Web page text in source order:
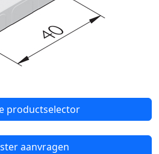
productselector
aanvragen